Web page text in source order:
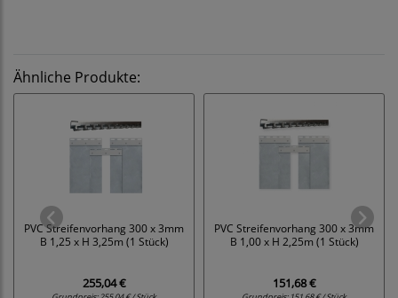
Ähnliche Produkte:
PVC Streifenvorhang 300 x 3mm
B 1,25 x H 3,25m (1 Stück)
255,04 €
PVC Streifenvorhang 300 x 3mm
B 1,00 x H 2,25m (1 Stück)
151,68 €